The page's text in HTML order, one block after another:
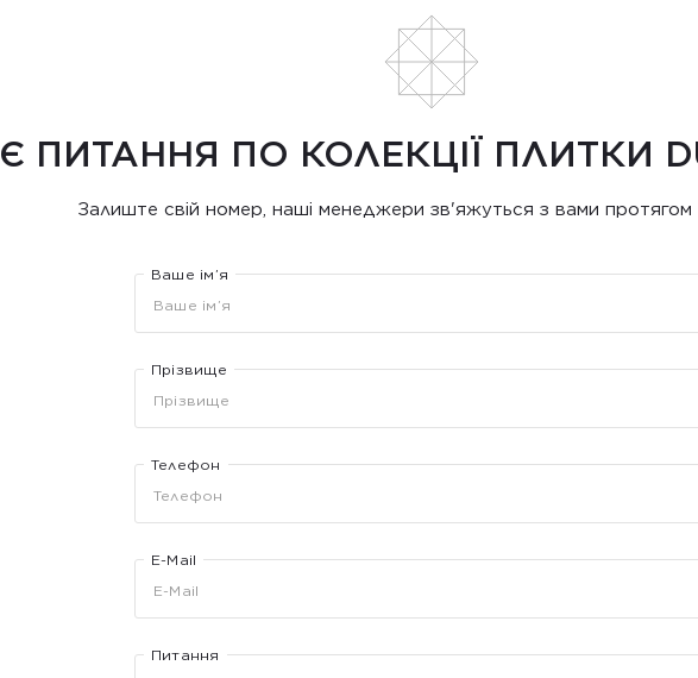
Є ПИТАННЯ ПО КОЛЕКЦІЇ ПЛИТКИ
Залиште свій номер, наші менеджери зв'яжуться з вами протягом
Ваше ім’я
Прізвище
Телефон
E-Mail
Питання